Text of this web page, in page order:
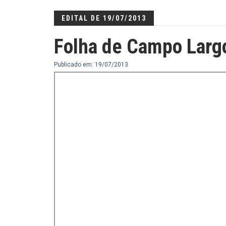
EDITAL DE 19/07/2013
Folha de Campo
Publicado em: 19/07/2013